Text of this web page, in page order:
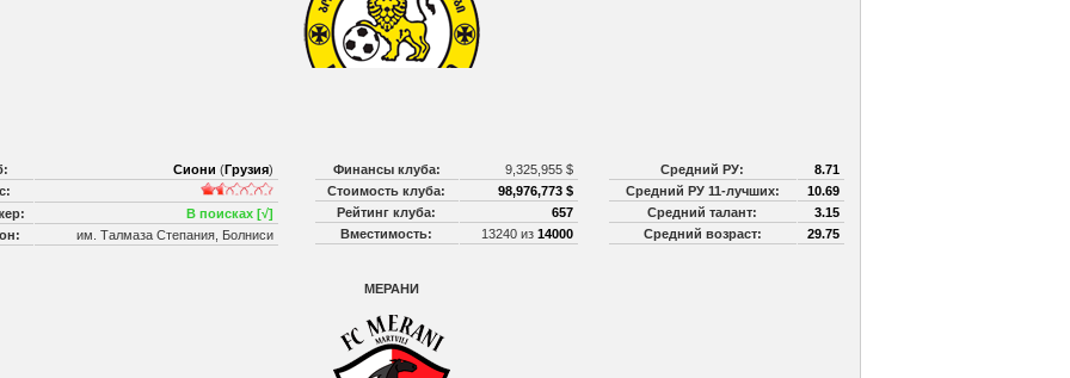
Сиони (Грузия)
В поисках [√]
им. Талмаза Степания, Болниси
Финансы клуба:
9,325,955 $
Стоимость клуба:
98,976,773 $
Рейтинг клуба:
657
Вместимость:
13240 из 14000
Средний РУ:
8.71
Средний РУ 11-лучших:
10.69
Средний талант:
3.15
Средний возраст:
29.75
МЕРАНИ